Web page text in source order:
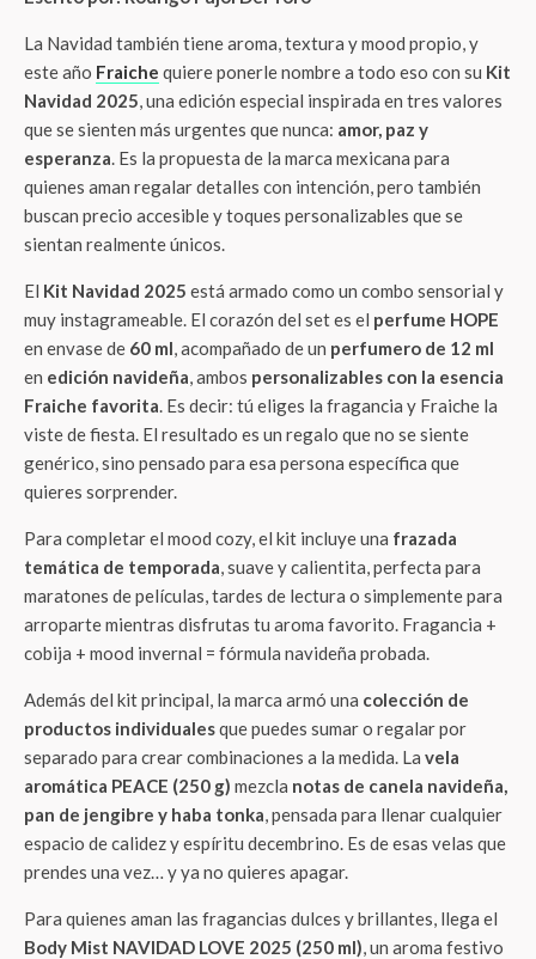
La Navidad también tiene aroma, textura y mood propio, y
este año Fraiche quiere ponerle nombre a todo eso con su Kit
Navidad 2025, una edición especial inspirada en tres valores
que se sienten más urgentes que nunca: amor, paz y
esperanza. Es la propuesta de la marca mexicana para
quienes aman regalar detalles con intención, pero también
buscan precio accesible y toques personalizables que se
sientan realmente únicos.
El Kit Navidad 2025 está armado como un combo sensorial y
muy instagrameable. El corazón del set es el perfume HOPE
en envase de 60 ml, acompañado de un perfumero de 12 ml
en edición navideña, ambos personalizables con la esencia
Fraiche favorita. Es decir: tú eliges la fragancia y Fraiche la
viste de fiesta. El resultado es un regalo que no se siente
genérico, sino pensado para esa persona específica que
quieres sorprender.
Para completar el mood cozy, el kit incluye una frazada
temática de temporada, suave y calientita, perfecta para
maratones de películas, tardes de lectura o simplemente para
arroparte mientras disfrutas tu aroma favorito. Fragancia +
cobija + mood invernal = fórmula navideña probada.
Además del kit principal, la marca armó una colección de
productos individualesque puedes sumar o regalar por
separado para crear combinaciones a la medida. La vela
aromática PEACE (250 g) mezcla notas de canela navideña,
pan de jengibre y haba tonka, pensada para llenar cualquier
espacio de calidez y espíritu decembrino. Es de esas velas que
prendes una vez… y ya no quieres apagar.
Para quienes aman las fragancias dulces y brillantes, llega el
Body Mist NAVIDAD LOVE 2025 (250 ml), un aroma festivo